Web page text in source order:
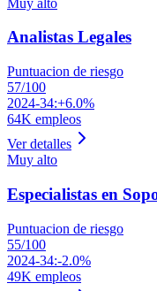
Analistas Legales
Puntuacion de riesgo
57/100
2024-34:+6.0%
64K empleos
Ver detalles
Muy alto
Especialistas en
Puntuacion de riesgo
55/100
2024-34:-2.0%
49K empleos